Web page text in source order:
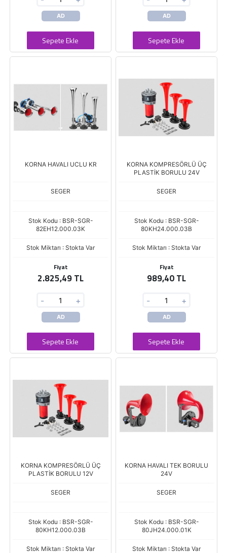
AD
Sepete Ekle
AD
Sepete Ekle
KORNA HAVALI UCLU KR
SEGER
Stok Kodu : BSR-SGR-
82EH12.000.03K
Stok Miktarı : Stokta Var
Fiyat
2.825,49 TL
- +
AD
Sepete Ekle
KORNA KOMPRESÖRLÜ ÜÇ
PLASTİK BORULU 24V
SEGER
Stok Kodu : BSR-SGR-
80KH24.000.03B
Stok Miktarı : Stokta Var
Fiyat
989,40 TL
- +
AD
Sepete Ekle
KORNA KOMPRESÖRLÜ ÜÇ
PLASTİK BORULU 12V
SEGER
Stok Kodu : BSR-SGR-
80KH12.000.03B
Stok Miktarı : Stokta Var
KORNA HAVALI TEK BORULU
24V
SEGER
Stok Kodu : BSR-SGR-
80JH24.000.01K
Stok Miktarı : Stokta Var